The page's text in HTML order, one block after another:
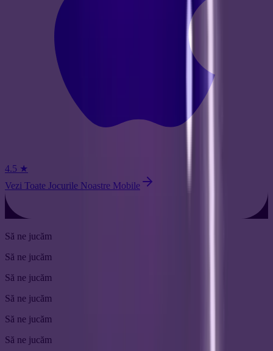
4.5 ★
Vezi Toate Jocurile Noastre Mobile
Să ne jucăm
Să ne jucăm
Să ne jucăm
Să ne jucăm
Să ne jucăm
Să ne jucăm